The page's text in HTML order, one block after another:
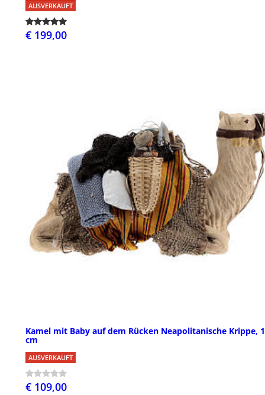
AUSVERKAUFT
€ 199,00
Kamel mit Baby auf dem Rücken Neapolitanische Krippe,
cm
AUSVERKAUFT
€ 109,00